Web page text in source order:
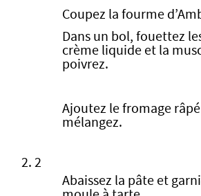
Coupez la fourme
Dans un bol, fouettez
crème liquide et la
poivrez.
Ajoutez le fromage
mélangez.
2
Abaissez la pâte et